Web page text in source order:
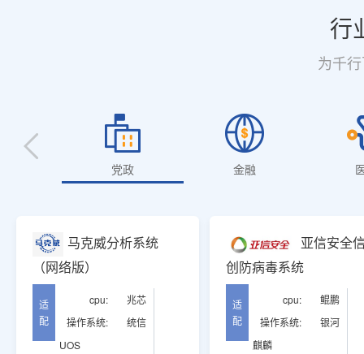
行
为千
党政 金融
马克威分析系统
（网络版）
适
配
cpu:
兆芯
操作系统:
统信
UOS
亚信安全
创防病毒系统
适
配
cpu:
鲲鹏
操作系统:
银河
麒麟